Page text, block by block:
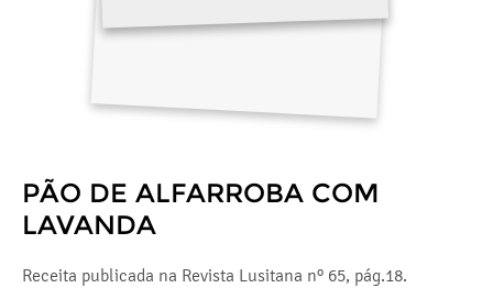
PÃO DE ALFARROBA COM
LAVANDA
Receita publicada na Revista Lusitana nº 65, pág.18.